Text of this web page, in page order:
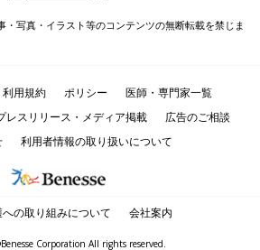
・写真・イラスト等のコンテンツの無断転載を禁じま
利用規約 ポリシー
医師・専門家一覧
レスリリース・メディア掲載
広告のご相談
利用者情報の取り扱いについて
の取り組みについて 会社案内
Corporation All rights reserved.